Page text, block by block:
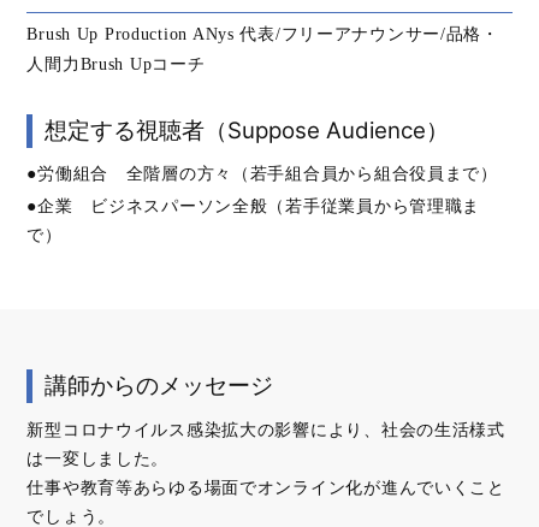
Brush Up Production ANys 代表/フリーアナウンサー/品格・
人間力Brush Upコーチ
想定する視聴者（Suppose Audience）
●労働組合 全階層の方々（若手組合員から組合役員まで）
●企業 ビジネスパーソン全般（若手従業員から管理職ま
で）
講師からのメッセージ
新型コロナウイルス感染拡大の影響により、社会の生活様式
は一変しました。
仕事や教育等あらゆる場面でオンライン化が進んでいくこと
でしょう。